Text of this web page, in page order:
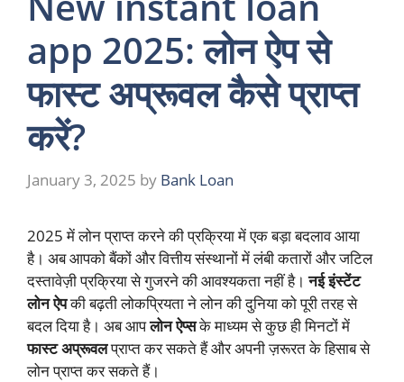
app 2025: लोन ऐप से
फास्ट अप्रूवल कैसे प्राप्त
करें?
January 3, 2025 by Bank Loan
2025 में लोन प्राप्त करने की प्रक्रिया में एक बड़ा बदलाव आया
है। अब आपको बैंकों और वित्तीय संस्थानों में लंबी कतारों और जटिल
दस्तावेज़ी प्रक्रिया से गुजरने की आवश्यकता नहीं है।नई इंस्टेंट
लोन ऐपकी बढ़ती लोकप्रियता ने लोन की दुनिया को पूरी तरह से
बदल दिया है। अब आपलोन ऐप्सके माध्यम से कुछ ही मिनटों में
फास्ट अप्रूवलप्राप्त कर सकते हैं और अपनी ज़रूरत के हिसाब से
लोन प्राप्त कर सकते हैं।